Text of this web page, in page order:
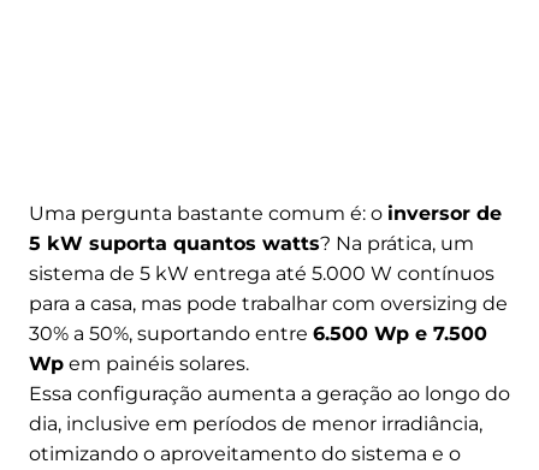
Uma pergunta bastante comum é: o inversor de
5 kW suporta quantos watts? Na prática, um
sistema de 5 kW entrega até 5.000 W contínuos
para a casa, mas pode trabalhar com oversizing de
30% a 50%, suportando entre 6.500 Wp e 7.500
Wp em painéis solares.
Essa configuração aumenta a geração ao longo do
dia, inclusive em períodos de menor irradiância,
otimizando o aproveitamento do sistema e o